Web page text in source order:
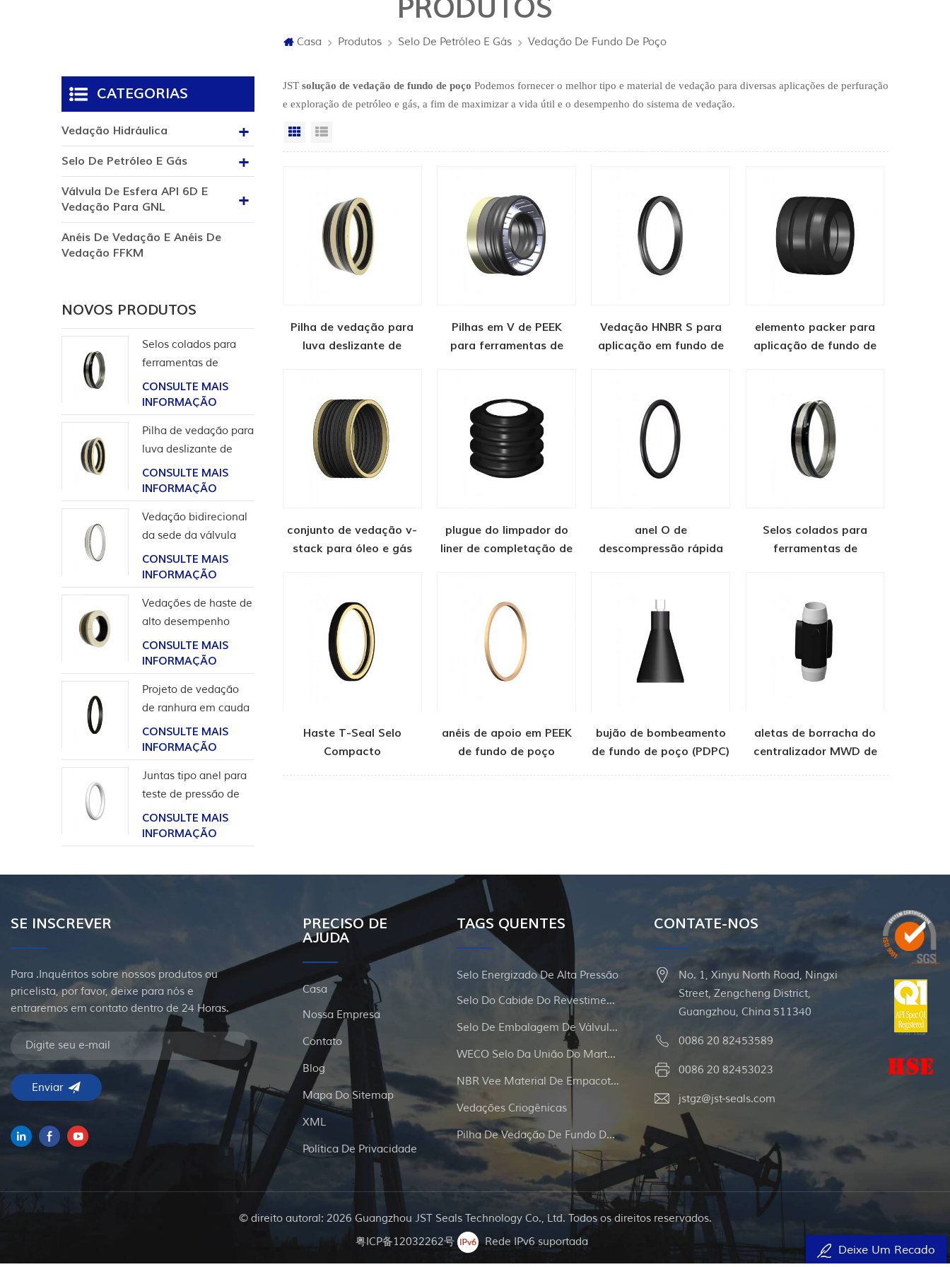
PRODUTOS
Casa Produtos Selo De Petróleo E Gás Vedação De Fundo De Poço
JST solução de vedação de fundo de poço Podemos fornecer o melhor tipo e material de vedação para diversas aplicações de perfuração
e exploração de petróleo e gás, a fim de maximizar a vida útil e o desempenho do sistema de vedação.
Vista da grade
Pilha de vedação para
luva deslizante de
Pilhas em V de PEEK
para ferramentas de
Vedação HNBR S para
aplicação em fundo de
elemento packer para
aplicação de fundo de
conjunto de vedação v-
stack para óleo e gás
plugue do limpador do
liner de completação de
anel O de
descompressão rápida
Selos colados para
ferramentas de
Haste T-Seal Selo
Compacto
anéis de apoio em PEEK
de fundo de poço
bujão de bombeamento
de fundo de poço (PDPC)
aletas de borracha do
centralizador MWD de
CATEGORIAS
Vedação Hidráulica
Selo De Petróleo E Gás
Válvula De Esfera API 6D E
Vedação Para GNL
Anéis De Vedação E Anéis De
Vedação FFKM
NOVOS PRODUTOS
Selos colados para
ferramentas de
completação
CONSULTE MAIS
INFORMAÇÃO
Pilha de vedação para
luva deslizante de
ferramentas de poço
CONSULTE MAIS
INFORMAÇÃO
Vedação bidirecional
da sede da válvula
esférica de alta
pressão
CONSULTE MAIS
INFORMAÇÃO
Vedações de haste de
alto desempenho
para aplicação em
hidrogênio
CONSULTE MAIS
INFORMAÇÃO
Projeto de vedação
de ranhura em cauda
de andorinha para
revestimento de
cabeça de poço
CONSULTE MAIS
INFORMAÇÃO
Juntas tipo anel para
teste de pressão de
válvula
CONSULTE MAIS
INFORMAÇÃO
SE INSCREVER
Para .Inquéritos sobre nossos produtos ou
pricelista, por favor, deixe para nós e
entraremos em contato dentro de 24 Horas.
PRECISO DE
AJUDA
Casa
Nossa Empresa
Contato
Blog
Mapa Do Sitemap
XML
Política De Privacidade
TAGS QUENTES
Selo Energizado De Alta Pressão
Selo Do Cabide Do Revestimento E Da Tubulação
Selo De Embalagem De Válvula De Portão
WECO Selo Da União Do Martelo
NBR Vee Material De Empacotamento
Vedações Criogênicas
Pilha De Vedação De Fundo De Poço
CONTATE-NOS
No. 1, Xinyu North Road, Ningxi
Street, Zengcheng District,
Guangzhou, China 511340
0086 20 82453589
0086 20 82453023
jstgz@jst-seals.com
© direito autoral: 2026 Guangzhou JST Seals Technology Co., Ltd. Todos os direitos reservados.
粤ICP备12032262号
Rede IPv6 suportada
Deixe Um Recado